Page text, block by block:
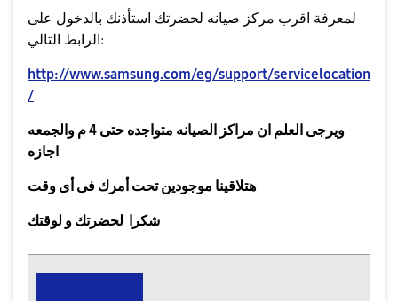
لمعرفة اقرب مركز صيانه لحضرتك استأذنك بالدخول على
الرابط التالي:
http://www.samsung.com/eg/support/servicelocation
/
ويرجى العلم ان مراكز الصيانه متواجده حتى 4 م والجمعه
اجازه
هتلاقينا موجودين تحت أمرك فى أى وقت
شكرا لحضرتك و لوقتك